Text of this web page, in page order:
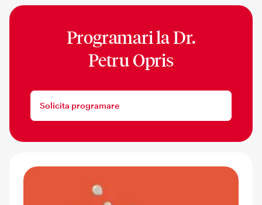
Programari laDr.
Petru Opris
Solicita programare